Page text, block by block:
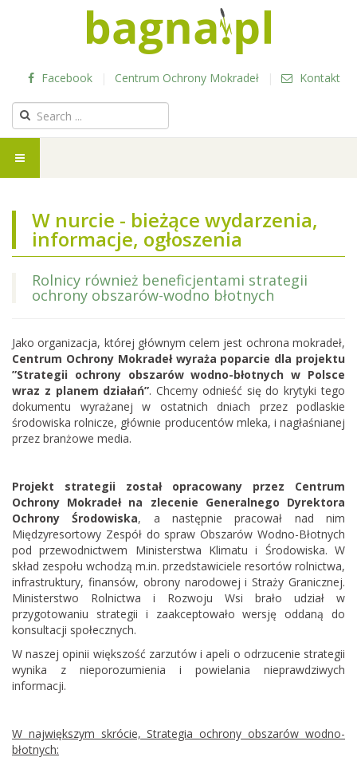
Facebook | Centrum Ochrony Mokradeł | Kontakt
W nurcie - bieżące wydarzenia,
informacje, ogłoszenia
Rolnicy również beneficjentami strategii
ochrony obszarów-wodno błotnych
Jako organizacja, której głównym celem jest ochrona mokradeł,
Centrum Ochrony Mokradeł wyraża poparcie dla projektu
”Strategii ochrony obszarów wodno-błotnych w Polsce
wraz z planem działań”. Chcemy odnieść się do krytyki tego
dokumentu wyrażanej w ostatnich dniach przez podlaskie
środowiska rolnicze, głównie producentów mleka, i nagłaśnianej
przez branżowe media.
Projekt strategii został opracowany przez Centrum
Ochrony Mokradeł na zlecenie Generalnego Dyrektora
Ochrony Środowiska, a następnie pracował nad nim
Międzyresortowy Zespół do spraw Obszarów Wodno-Błotnych
pod przewodnictwem Ministerstwa Klimatu i Środowiska. W
skład zespołu wchodzą m.in. przedstawiciele resortów rolnictwa,
infrastruktury, finansów, obrony narodowej i Straży Granicznej.
Ministerstwo Rolnictwa i Rozwoju Wsi brało udział w
przygotowaniu strategii i zaakceptowało wersję oddaną do
konsultacji społecznych.
W naszej opinii większość zarzutów i apeli o odrzucenie strategii
wynika z nieporozumienia i powielania nieprawdziwych
informacji.
W największym skrócie, Strategia ochrony obszarów wodno-
błotnych: